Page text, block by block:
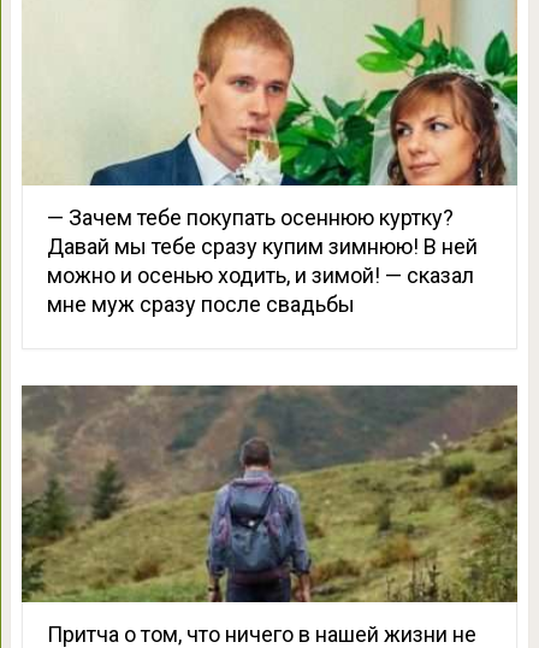
— Зачем тебе покупать осеннюю куртку?
Давай мы тебе сразу купим зимнюю! В ней
можно и осенью ходить, и зимой! — сказал
мне муж сразу после свадьбы
Притча о том, что ничего в нашей жизни не